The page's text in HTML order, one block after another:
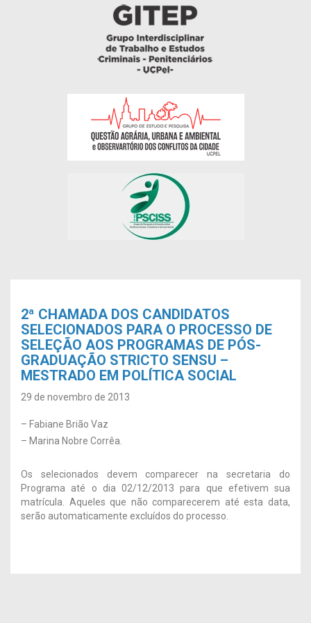
2ª CHAMADA DOS CANDIDATOS
SELECIONADOS PARA O PROCESSO DE
SELEÇÃO AOS PROGRAMAS DE PÓS-
GRADUAÇÃO STRICTO SENSU –
MESTRADO EM POLÍTICA SOCIAL
29 de novembro de 2013
– Fabiane Brião Vaz
– Marina Nobre Corrêa.
Os selecionados devem comparecer na secretaria do
Programa até o dia 02/12/2013 para que efetivem sua
matrícula. Aqueles que não comparecerem até esta data,
serão automaticamente excluídos do processo.